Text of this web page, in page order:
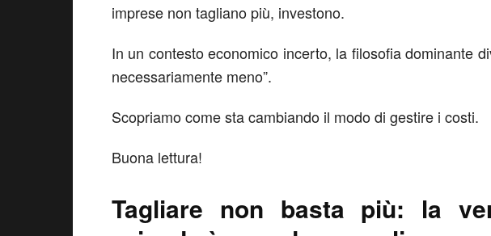
imprese non tagliano più, investono.
In un contesto economico incerto, la filosofia dominante
necessariamente meno”.
Scopriamo come sta cambiando il modo di gestire i costi.
Buona lettura!
Tagliare non basta più: la